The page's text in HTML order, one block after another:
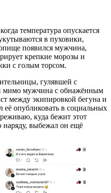
температура опускается
в пуховики,
появился мужчина,
крепкие морозы и
с голым торсом.
гулявшей с
мимо мужчина с обнажённым
между экипировкой бегуна и
опубликовать в социальных
куда бежит этот
наряду, выбежал он ещё